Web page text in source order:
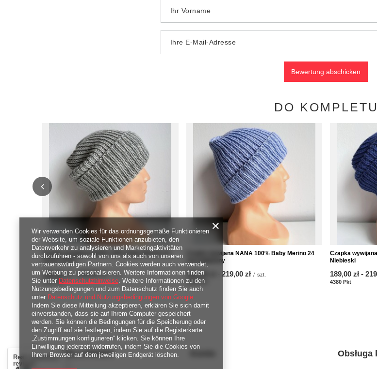
Ihr Vorname
Ihre E-Mail-Adresse
Bewertung abschicken
DO KOMPLETU
Czapka wywijana NANA 100% Baby Merino 22
Jasny Szary
ab
189,00 zł- bis
219,00 zł / szt.
4380PktPunkte
Czapka wywijana NANA 100% Baby Merino 24
Jasnobłękitny
ab
189,00 zł bis
219,00 zł / szt.
4380Pkt
Czapka
Niebieski
ab
189,00 zł - bis
4380 Pkt
BESTELLUNGEN Obsługa
Real customers
reviews
Wir verwenden Cookies für das ordnungsgemäße Funktionieren
der Website, um soziale Funktionen anzubieten, den
Datenverkehr zu analysieren und Marketingaktivitäten
durchzuführen - sowohl von uns als auch von unseren
vertrauenswürdigen Partnern. Cookies werden auch verwendet,
um Werbung zu personalisieren. Weitere Informationen finden
Sie unter Datenschutzhinweise. Weitere Informationen zu den
Nutzungsbedingungen und zum Datenschutz finden Sie auch
unter Datenschutz und Nutzungsbedingungen von Google.
Indem Sie diese Mitteilung akzeptieren, erklären Sie sich damit
einverstanden, dass sie auf Ihrem Computer gespeichert
werden. Sie können die Bedingungen für die Speicherung oder
den Zugriff auf sie festlegen, indem Sie auf die Registerkarte
„Zustimmungen konfigurieren“ klicken. Sie können Ihre
Einwilligung jederzeit widerrufen, indem Sie die Cookies von
Ihrem Browser auf dem jeweiligen Endgerät löschen.